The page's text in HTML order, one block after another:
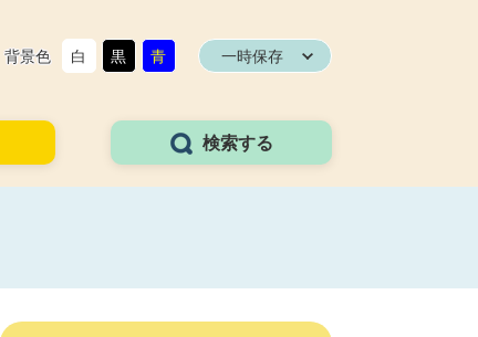
背景色 白 黒 青 一時保存
検索する